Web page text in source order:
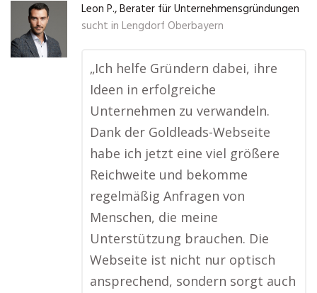
Leon P., Berater für Unternehmensgründungen
sucht in Lengdorf Oberbayern
„Ich helfe Gründern dabei, ihre
Ideen in erfolgreiche
Unternehmen zu verwandeln.
Dank der Goldleads-Webseite
habe ich jetzt eine viel größere
Reichweite und bekomme
regelmäßig Anfragen von
Menschen, die meine
Unterstützung brauchen. Die
Webseite ist nicht nur optisch
ansprechend, sondern sorgt auch